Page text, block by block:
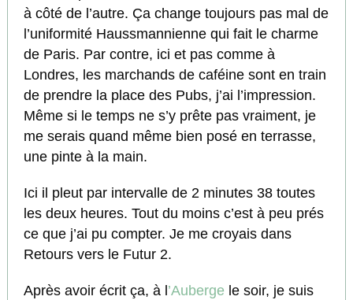
à côté de l’autre. Ça change toujours pas mal de
l’uniformité Haussmannienne qui fait le charme
de Paris. Par contre, ici et pas comme à
Londres, les marchands de caféine sont en train
de prendre la place des Pubs, j’ai l’impression.
Même si le temps ne s’y prête pas vraiment, je
me serais quand même bien posé en terrasse,
une pinte à la main.
Ici il pleut par intervalle de 2 minutes 38 toutes
les deux heures. Tout du moins c’est à peu prés
ce que j’ai pu compter. Je me croyais dans
Retours vers le Futur 2.
Après avoir écrit ça, à l’Auberge le soir, je suis